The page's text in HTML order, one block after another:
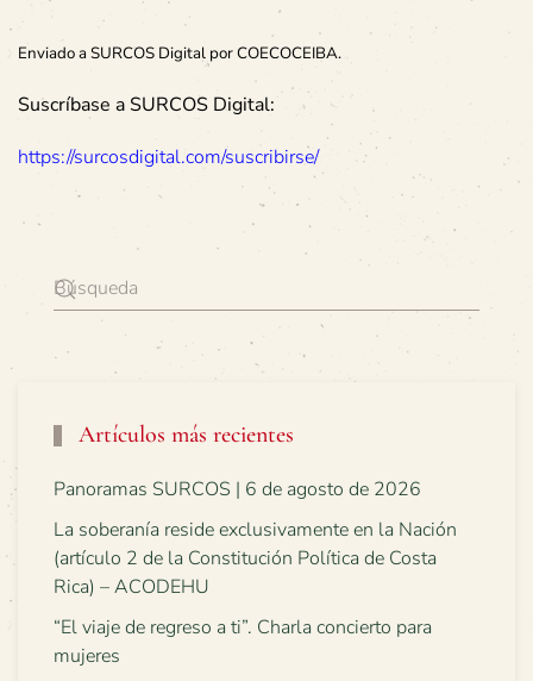
Enviado a SURCOS Digital por COECOCEIBA.
Suscríbase a SURCOS Digital:
https://surcosdigital.com/suscribirse/
Artículos más recientes
Panoramas SURCOS | 6 de agosto de 2026
La soberanía reside exclusivamente en la Nación
(artículo 2 de la Constitución Política de Costa
Rica) – ACODEHU
“El viaje de regreso a ti”. Charla concierto para
mujeres